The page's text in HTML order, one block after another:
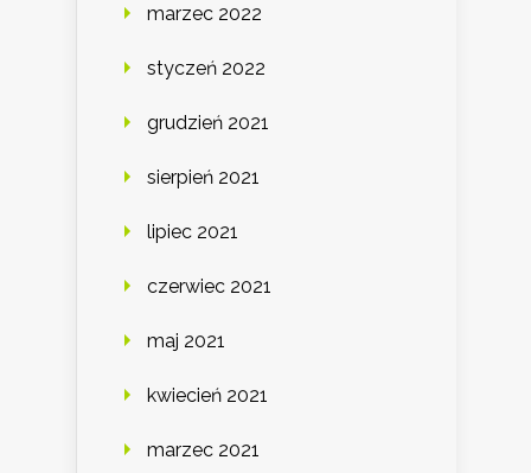
marzec 2022
styczeń 2022
grudzień 2021
sierpień 2021
lipiec 2021
czerwiec 2021
maj 2021
kwiecień 2021
marzec 2021